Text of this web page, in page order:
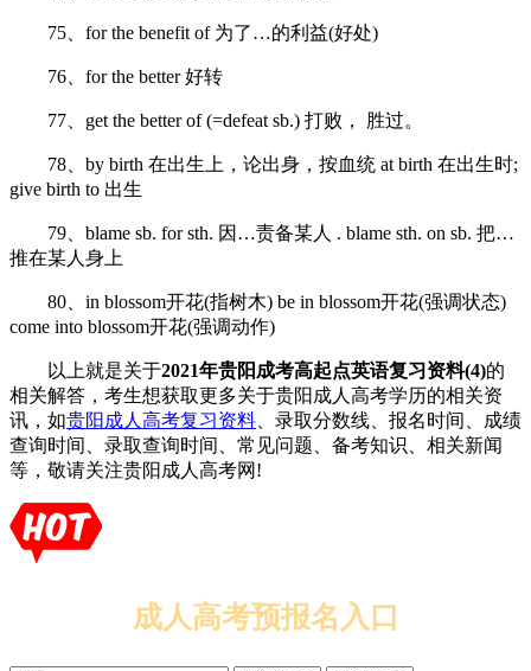
75、for the benefit of 为了…的利益(好处)
76、for the better 好转
77、get the better of (=defeat sb.) 打败， 胜过。
78、by birth 在出生上，论出身，按血统 at birth 在出生时;
give birth to 出生
79、blame sb. for sth. 因…责备某人 . blame sth. on sb. 把…
推在某人身上
80、in blossom开花(指树木) be in blossom开花(强调状态)
come into blossom开花(强调动作)
以上就是关于2021年贵阳成考高起点英语复习资料(4)的
相关解答，考生想获取更多关于贵阳成人高考学历的相关资
讯，如贵阳成人高考复习资料 、录取分数线、报名时间、成绩
查询时间、录取查询时间、常见问题、备考知识、相关新闻
等，敬请关注贵阳成人高考网!
成人高考预报名入口